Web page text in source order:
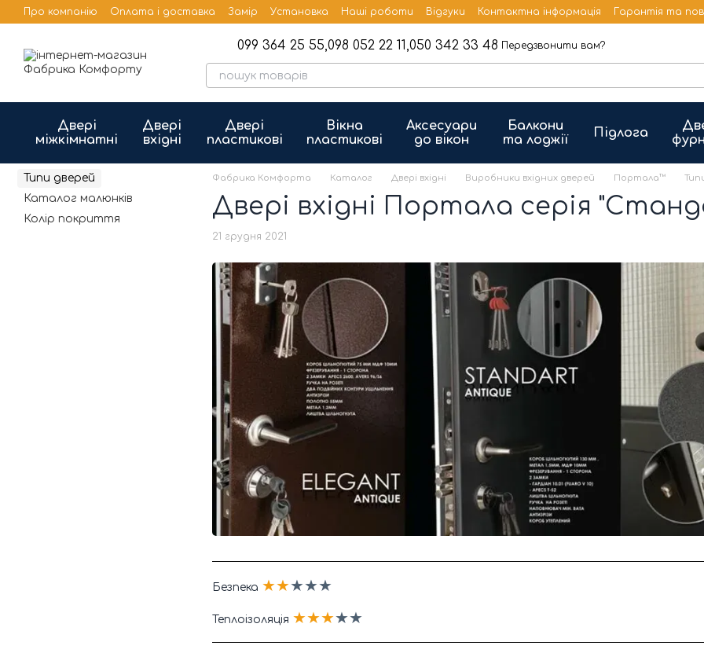
Перейти до основного контенту
Про компанію Оплата і доставка Замір Установка Наші роботи Відгуки Контактна інформація
Гарантія та
Бренди
Публічна оферта
099 364 25 55,098 052 22 11,050 342 33 48 Передзвонити вам?
Двері
міжкімнатні
Двері
вхідні
Двері
пластикові
Вікна
пластикові
Аксесуари
до вікон
Балкони
та лоджії
Підлога
Фабрика Комфорта Каталог Двері вхідні Виробники вхідних дверей Портала™
Двері вхідні Портала серія
21 грудня 2021
Безпека ★★★★★
Теплоізоляція ★★★★★
Типи дверей
Каталог малюнків
Колір покриття